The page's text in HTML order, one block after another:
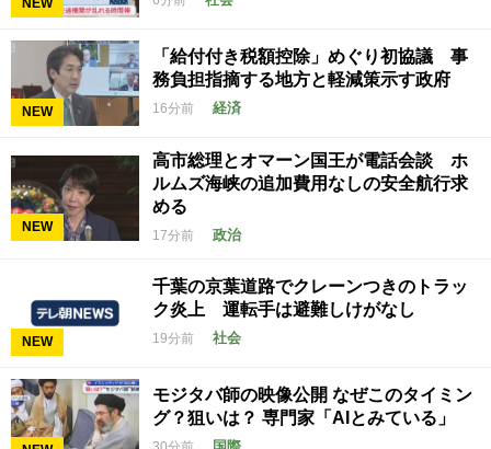
NEW
「給付付き税額控除」めぐり初協議 事
務負担指摘する地方と軽減策示す政府
16分前 経済
NEW
高市総理とオマーン国王が電話会談 ホ
ルムズ海峡の追加費用なしの安全航行求
める
17分前 政治
NEW
千葉の京葉道路でクレーンつきのトラッ
ク炎上 運転手は避難しけがなし
19分前 社会
モジタバ師の映像公開 なぜこのタイミン
グ？狙いは？ 専門家「AIとみている」